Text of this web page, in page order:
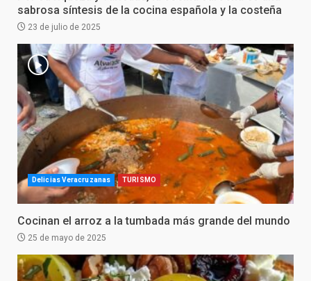
sabrosa síntesis de la cocina española y la costeña
23 de julio de 2025
Delicias Veracruzanas TURISMO
Cocinan el arroz a la tumbada más grande del mundo
25 de mayo de 2025